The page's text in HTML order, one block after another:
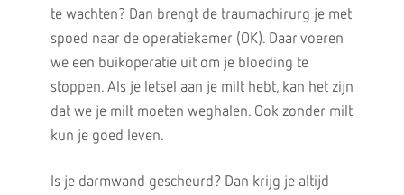
te wachten? Dan brengt de traumachirurg je met
spoed naar de operatiekamer (OK). Daar voeren
we een buikoperatie uit om je bloeding te
stoppen. Als je letsel aan je milt hebt, kan het zijn
dat we je milt moeten weghalen. Ook zonder milt
kun je goed leven.
Is je darmwand gescheurd? Dan krijg je altijd